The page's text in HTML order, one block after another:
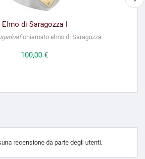
Elmo di Saragozza I
chiamato elmo di Saragozza
Prezzo
100,00 €
recensione da parte degli utenti.